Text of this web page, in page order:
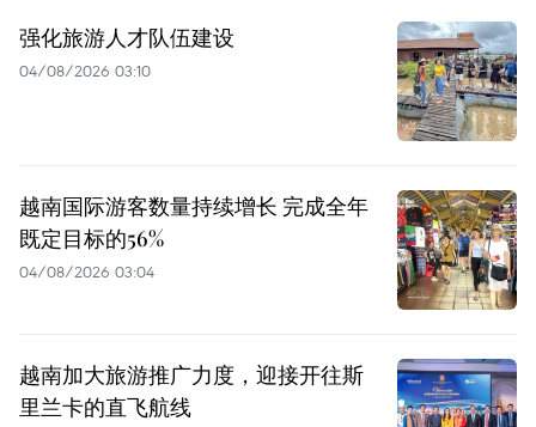
强化旅游人才队伍建设
04/08/2026 03:10
越南国际游客数量持续增长 完成全年
既定目标的56%
04/08/2026 03:04
越南加大旅游推广力度，迎接开往斯
里兰卡的直飞航线